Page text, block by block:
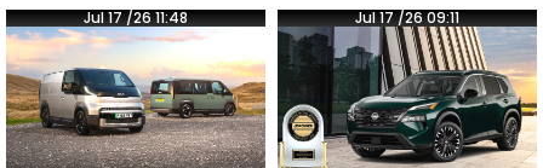
Jul 17 /26 11:48 Jul 17 /26 09:11